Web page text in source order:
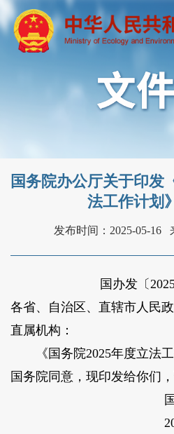
国务院办公厅关于印发
法工作计划
发布时间：2025-05-16
国办发〔
各省、自治区、直辖市人民
直属机构：
《国务院2025年度立法工
国务院同意，现印发给你们
国